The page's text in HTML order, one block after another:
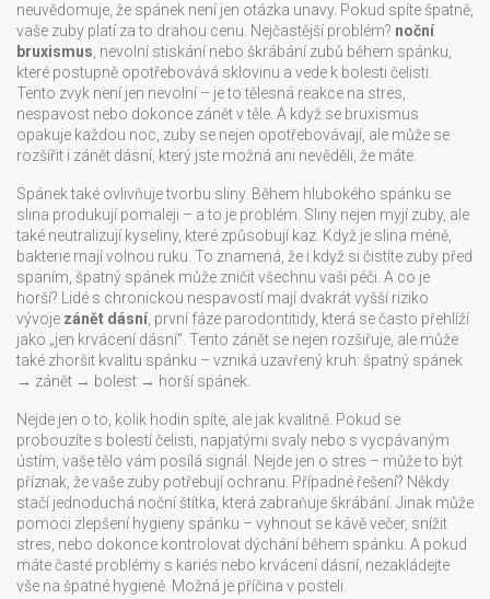
neuvědomuje, že spánek není jen otázka unavy. Pokud spíte špatně,
vaše zuby platí za to drahou cenu. Nejčastější problém? noční
bruxismus nevolní stiskání nebo škrábání zubů během spánku,
které postupně opotřebovává sklovinu a vede k bolesti čelisti
Tento zvyk není jen nevolní – je to tělesná reakce na stres,
nespavost nebo dokonce zánět v těle. A když se bruxismus
opakuje každou noc, zuby se nejen opotřebovávají, ale může se
rozšířit i zánět dásní, který jste možná ani nevěděli, že máte.
Spánek také ovlivňuje tvorbu sliny. Během hlubokého spánku se
slina produkují pomaleji – a to je problém. Sliny nejen myjí zuby, ale
také neutralizují kyseliny, které způsobují kaz. Když je slina méně,
bakterie mají volnou ruku. To znamená, že i když si čistíte zuby před
spaním, špatný spánek může zničit všechnu vaši péči. A co je
horší? Lidé s chronickou nespavostí mají dvakrát vyšší riziko
vývoje zánět dásní první fáze parodontitidy, která se často přehlíží
jako „jen krvácení dásní“ Tento zánět se nejen rozšiřuje, ale může
také zhoršit kvalitu spánku – vzniká uzavřený kruh: špatný spánek
→ zánět → bolest → horší spánek.
Nejde jen o to, kolik hodin spíte, ale jak kvalitně. Pokud se
probouzíte s bolestí čelisti, napjatými svaly nebo s vycpávaným
ústím, vaše tělo vám posílá signál. Nejde jen o stres – může to být
příznak, že vaše zuby potřebují ochranu. Případné řešení? Někdy
stačí jednoduchá noční štítka, která zabraňuje škrábání. Jinak může
pomoci zlepšení hygieny spánku – vyhnout se kávě večer, snížit
stres, nebo dokonce kontrolovat dýchání během spánku. A pokud
máte časté problémy s kariés nebo krvácení dásní, nezakládejte
vše na špatné hygieně. Možná je příčina v posteli.